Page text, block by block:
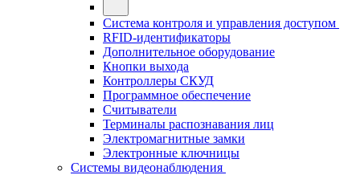
Система контроля и управления доступом
RFID-идентификаторы
Дополнительное оборудование
Кнопки выхода
Контроллеры СКУД
Программное обеспечение
Считыватели
Терминалы распознавания лиц
Электромагнитные замки
Электронные ключницы
Системы видеонаблюдения